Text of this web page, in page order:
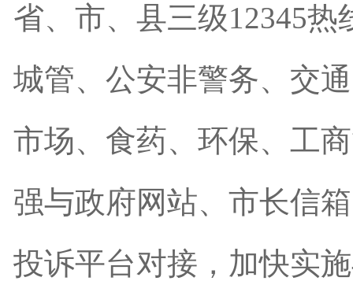
省、市、县三级12345
城管、公安非警务、交
市场、食药、环保、工
强与政府网站、市长信
投诉平台对接，加快实